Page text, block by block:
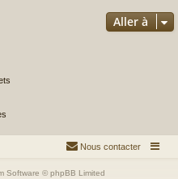
Aller à
Nous contacter
Software © phpBB Limited